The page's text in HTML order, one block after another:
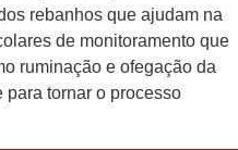
rebanhos que ajudam na
de monitoramento que
ruminação e ofegação da
para tornar o processo